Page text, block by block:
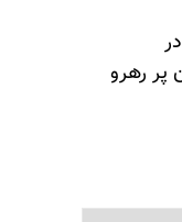
پر ‌رهرو